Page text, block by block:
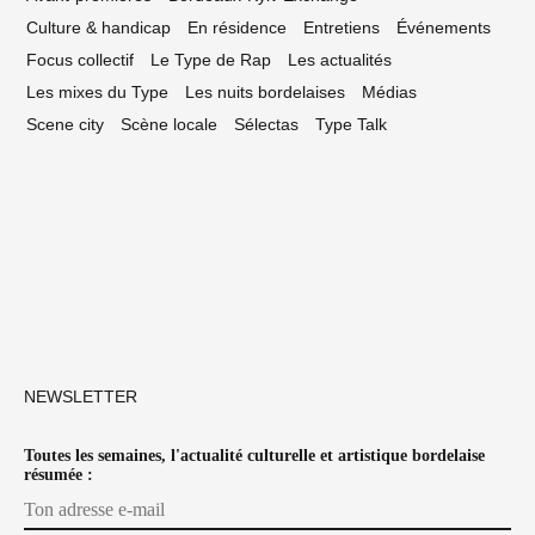
Culture & handicap
En résidence Entretiens
Événements
Focus collectif
Le Type de Rap
Les actualités
Les mixes du Type
Les nuits bordelaises
Médias
Scene city
Scène locale Sélectas Type Talk
NEWSLETTER
Toutes les semaines, l'actualité culturelle et artistique bordelaise
résumée :